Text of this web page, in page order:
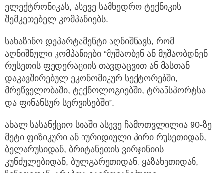
ელექტრონიკას, ასევე სამხედრო ტექნიკის
შემკეთებელ კომპანიებს.
სახაზინო დეპარტამენტი აღნიშნავს, რომ
აღნიშნული კომპანიები “მუშაობენ ან მუშაობდნენ
რუსეთის ფედერაციის თავდაცვით ან მასთან
დაკავშირებულ ეკონომიკურ სექტორებში,
მრეწველობაში, ტექნოლოგიებში, ტრანსპორტსა
და ფინანსურ სერვისებში”.
ახალ სასანქციო სიაში ასევე ჩამოთვლილია 90-ზე
მეტი ფიზიკური ან იურიდიული პირი რუსეთიდან,
ბელარუსიდან, ბრიტანეთის ვირჯინიის
კუნძულებიდან, ბულგარეთიდან, ყაზახეთიდან,